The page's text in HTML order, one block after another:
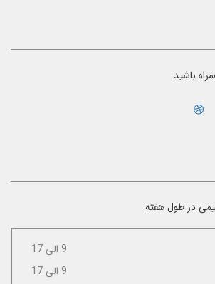
باشید
در طول هفته
9 الی 17
9 الی 17